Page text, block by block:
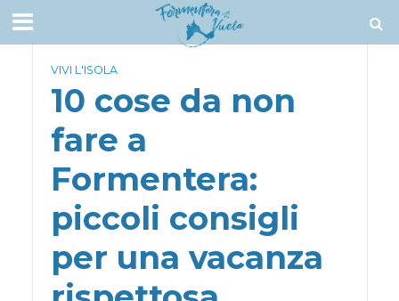
VIVI L'ISOLA
10 cose da non
fare a
Formentera:
piccoli consigli
per una vacanza